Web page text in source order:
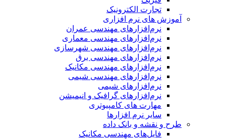
تجارت الکترونیک
آموزش های نرم افزاری
نرم‌افزارهای مهندسی عمران
نرم‌افزارهای مهندسی معماری
نرم‌افزارهای مهندسی شهرسازی
نرم‌افزارهای مهندسی برق
نرم‌افزارهای مهندسی مکانیک
نرم‌افزارهای مهندسی شیمی
نرم‌افزارهای شیمی
نرم‌افزارهای گرافیک و انیمیشن
مهارت های کامپیوتری
سایر نرم افزارها
طرح و نقشه و بانک داده
فایل‌های مهندسی مکانیک